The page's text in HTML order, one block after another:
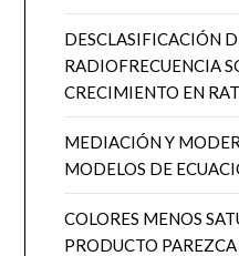
DESCLASIFICACIÓN
RADIOFRECUENCIA
CRECIMIENTO EN
MEDIACIÓN Y
MODELOS DE
COLORES MENOS
PRODUCTO